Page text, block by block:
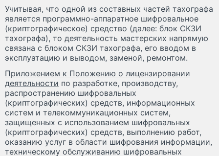
Учитывая, что одной из составных частей тахографа
является программно-аппаратное шифровальное
(криптографическое) средство (далее: блок СКЗИ
тахографа), то деятельность мастерских напрямую
связана с блоком СКЗИ тахографа, его вводом в
эксплуатацию и выводом, заменой, ремонтом.
Приложением к Положению о лицензировании
деятельности по разработке, производству,
распространению шифровальных
(криптографических) средств, информационных
систем и телекоммуникационных систем,
защищенных с использованием шифровальных
(криптографических) средств, выполнению работ,
оказанию услуг в области шифрования информации,
техническому обслуживанию шифровальных